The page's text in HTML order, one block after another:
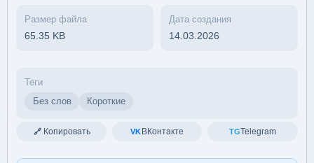
Размер файла
65.35 KB
Дата создания
14.03.2026
Теги
Без слов
Короткие
🔗 Копировать VK ВКонтакте TGTelegram